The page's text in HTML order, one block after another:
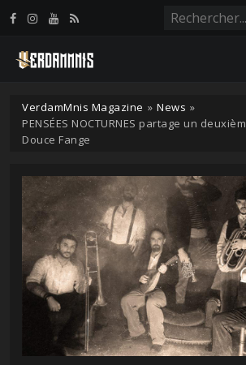
VerdamMnis Magazine » News »
PENSÉES NOCTURNES partage un
Douce Fange
Panneau de gestion des cookies